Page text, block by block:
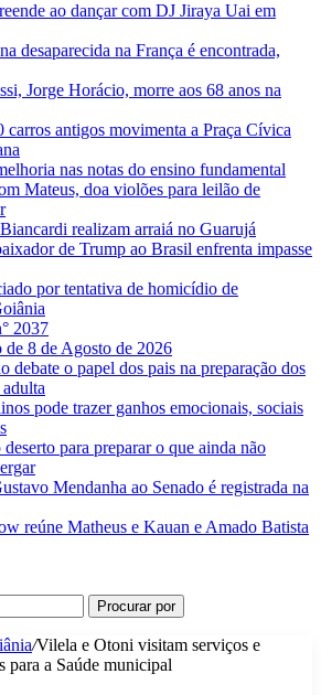
ao dançar com DJ Jiraya Uai em
desaparecida na França é encontrada,
Jorge Horácio, morre aos 68 anos na
carros antigos movimenta a Praça Cívica
nas notas do ensino fundamental
Mateus, doa violões para leilão de
realizam arraiá no Guarujá
de Trump ao Brasil enfrenta impasse
por tentativa de homicídio de
2037
8 de Agosto de 2026
debate o papel dos pais na preparação dos
pode trazer ganhos emocionais, sociais
para preparar o que ainda não
Mendanha ao Senado é registrada na
reúne Matheus e Kauan e Amado Batista
Procurar por
/Vilela e Otoni visitam serviços e
para a Saúde municipal